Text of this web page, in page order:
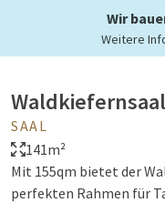
Wir
Weitere
Waldkiefernsaal
SAAL
141m²
Mit 155qm bietet der
perfekten Rahmen für